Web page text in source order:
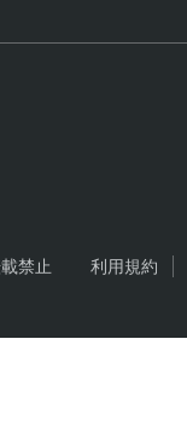
禁止 利用規約